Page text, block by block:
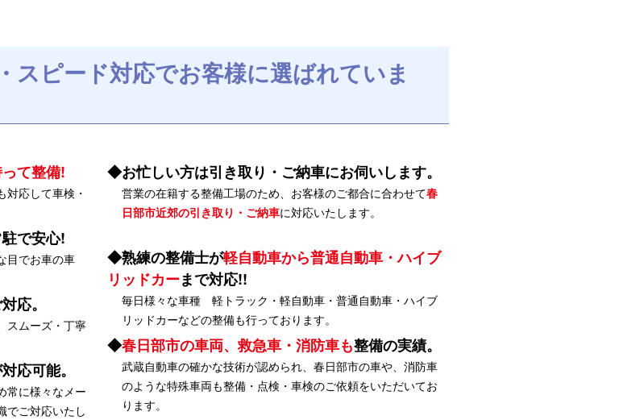
スピード対応でお客様に選ばれていま
て整備!
応して車検・
で安心!
目でお車の車
応。
スムーズ・丁寧
応可能。
常に様々なメー
でご対応いたし
お忙しい方は引き取り・ご納車にお伺いします。
営業の在籍する整備工場のため、お客様のご都合に合わせて春
日部市近郊の引き取り・ご納車に対応いたします。
熟練の整備士が軽自動車から普通自動車・ハイブ
リッドカーまで対応!!
毎日様々な車種 軽トラック・軽自動車・普通自動車・ハイブ
リッドカーなどの整備も行っております。
春日部市の車両、救急車・消防車も整備の実績。
武蔵自動車の確かな技術が認められ、春日部市の車や、消防車
のような特殊車両も整備・点検・車検のご依頼をいただいてお
ります。